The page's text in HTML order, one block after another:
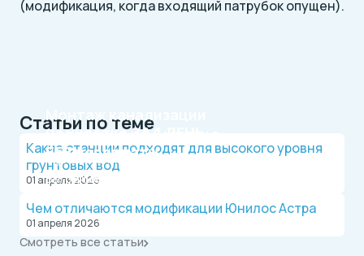
(модификация, когда входящий патрубок опущен).
Монтаж канализации
на участкеЗА 1 ДЕНЬ
Официальный дилер, работаем по договору.
Оплата после монтажа.
Рассрочка на 4 месяца
БЕЗ переплаты
Выгодные условия на монтаж канализации и
Статьи по теме
Какие станции подходят для высокого уровня
грунтовых вод
01 апреля 2026
Чем отличаются модификации Юнилос Астра
01 апреля 2026
Смотреть все статьи